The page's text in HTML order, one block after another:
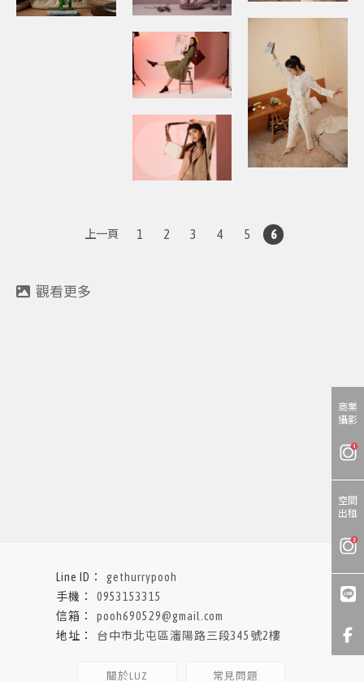
上一頁 1 2 3 4 5 6
gethurrypooh
0953153315
pooh690529@gmail.com
台中市北屯區瀋陽路三段345號2樓
關於LUZ 常見問題
商業
攝影
空間
出租